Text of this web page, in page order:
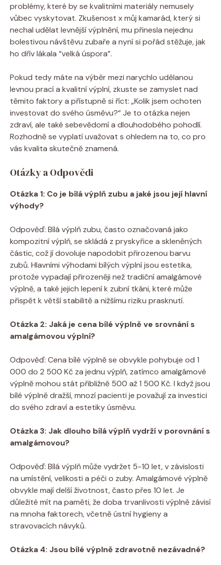
problémy, které by se kvalitními materiály nemusely
vůbec vyskytovat. Zkušenost x můj kamarád, který si
nechal udělat levnější výplnění, mu přinesla nejednu
bolestivou návštěvu zubaře a nyní si pořád stěžuje, jak
ho dřív lákala “velká úspora”.
Pokud tedy máte na výběr mezi narychlo udělanou
levnou prací a kvalitní výplní, zkuste se zamyslet nad
těmito faktory a přístupně si říct: „Kolik jsem ochoten
investovat do svého úsměvu?“ Je to otázka nejen
zdraví, ale také sebevědomí a dlouhodobého pohodlí.
Rozhodně se vyplatí uvažovat s ohledem na to, co pro
vás kvalita skutečně znamená.
Otázky a Odpovědi
Otázka 1: Co je bílá výplň zubu a jaké jsou její hlavní
výhody?
Odpověď: Bílá výplň zubu, často označovaná jako
kompozitní výplň, se skládá z pryskyřice a skleněných
částic, což jí dovoluje napodobit přirozenou barvu
zubů. Hlavními výhodami bílých výplní jsou estetika,
protože vypadají přirozeněji než tradiční amalgámové
výplně, a také jejich lepení k zubní tkáni, které může
přispět k větší stabilitě a nižšímu riziku prasknutí.
Otázka 2: Jaká je cena bílé výplně ve srovnání s
amalgámovou výplní?
Odpověď: Cena bílé výplně se obvykle pohybuje od 1
000 do 2 500 Kč za jednu výplň, zatímco amalgámové
výplně mohou stát přibližně 500 až 1 500 Kč. I když jsou
bílé výplně dražší, mnozí pacienti je považují za investici
do svého zdraví a estetiky úsměvu.
Otázka 3: Jak dlouho bílá výplň vydrží v porovnání s
amalgámovou?
Odpověď: Bílá výplň může vydržet 5-10 let, v závislosti
na umístění, velikosti a péči o zuby. Amalgámové výplně
obvykle mají delší životnost, často přes 10 let. Je
důležité mít na paměti, že doba trvanlivosti výplně závisí
na mnoha faktorech, včetně ústní hygieny a
stravovacích návyků.
Otázka 4: Jsou bílé výplně zdravotně nezávadné?